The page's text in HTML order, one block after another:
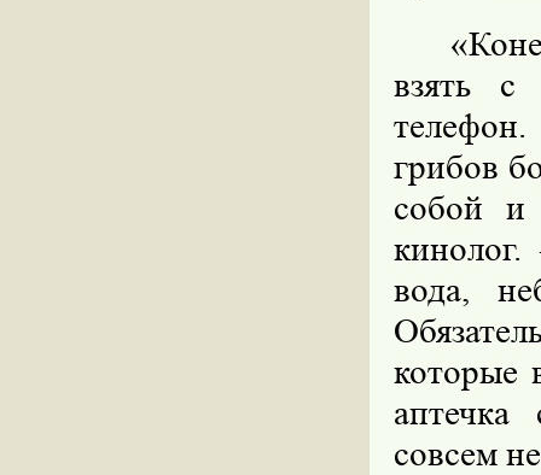
взять с
грибов
собой и
кинолог.
вода,
которые
совсем